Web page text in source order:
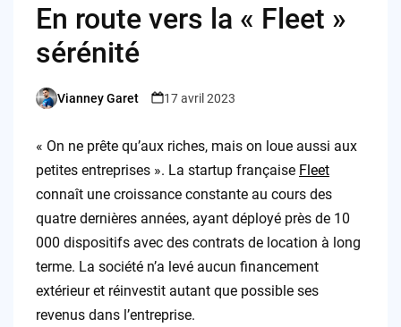
En route vers la « Fleet »
sérénité
Posted
Vianney Garet 17 avril 2023
« On ne prête qu’aux riches, mais on loue aussi aux
petites entreprises ». La startup française Fleet
connaît une croissance constante au cours des
quatre dernières années, ayant déployé près de 10
000 dispositifs avec des contrats de location à long
terme. La société n’a levé aucun financement
extérieur et réinvestit autant que possible ses
revenus dans l’entreprise.